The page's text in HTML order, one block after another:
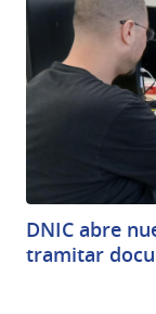
DNIC abre
tramitar